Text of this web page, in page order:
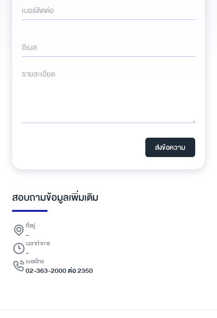
เบอร์ติดต่อ
อีเมล
รายละเอียด
ส่งข้อความ
สอบถามข้อมูลเพิ่มเติม
ที่อยู่
-
เวลาทำการ
-
เบอร์โทร
02-363-2000 ต่อ 2350